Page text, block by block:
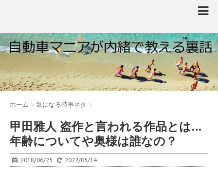
ホーム > 気になる時事ネタ >
甲田雅人 盗作と言われる作品とは…
年齢についてや奥様は誰なの？
2018/06/25 2022/05/14